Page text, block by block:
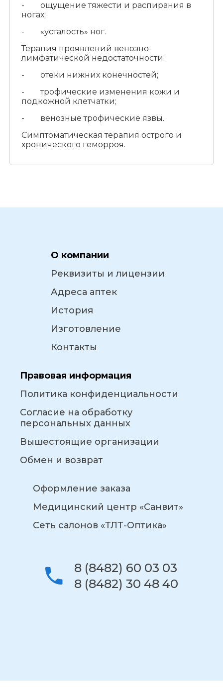
- ощущение тяжести и распирания в
ногах;
- «усталость» ног.
Терапия проявлений венозно-
лимфатической недостаточности:
- отеки нижних конечностей;
- трофические изменения кожи и
подкожной клетчатки;
- венозные трофические язвы.
Симптоматическая терапия острого и
хронического геморроя.
О компании
Реквизиты и лицензии
Адреса аптек
История
Изготовление
Контакты
Правовая информация
Политика конфиденциальности
Согласие на обработку
персональных данных
Вышестоящие организации
Обмен и возврат
Оформление заказа
Медицинский центр «Санвит»
Сеть салонов «ТЛТ-Оптика»
8 (8482) 60 03 03
8 (8482) 30 48 40